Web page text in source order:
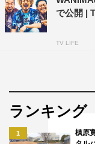
で公開 |
TV LIFE
ランキング
1
槙原